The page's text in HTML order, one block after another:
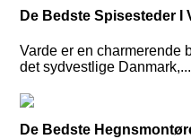
De Bedste Spisesteder I
Varde er en charmerende
det sydvestlige Danmark,...
De Bedste